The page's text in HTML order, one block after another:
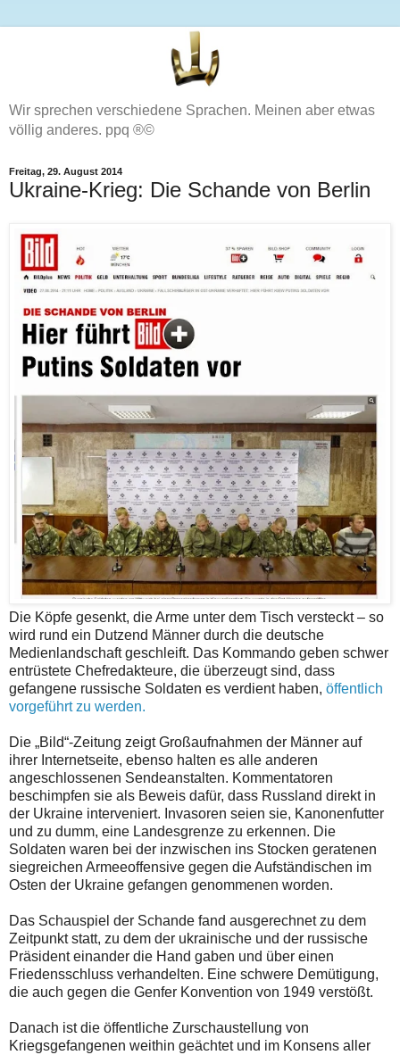
Wir sprechen verschiedene Sprachen. Meinen aber etwas
völlig anderes. ppq ®©
Freitag, 29. August 2014
Ukraine-Krieg: Die Schande von Berlin
Die Köpfe gesenkt, die Arme unter dem Tisch versteckt – so
wird rund ein Dutzend Männer durch die deutsche
Medienlandschaft geschleift. Das Kommando geben schwer
entrüstete Chefredakteure, die überzeugt sind, dass
gefangene russische Soldaten es verdient haben, öffentlich
vorgeführt zu werden.
Die „Bild“-Zeitung zeigt Großaufnahmen der Männer auf
ihrer Internetseite, ebenso halten es alle anderen
angeschlossenen Sendeanstalten. Kommentatoren
beschimpfen sie als Beweis dafür, dass Russland direkt in
der Ukraine interveniert. Invasoren seien sie, Kanonenfutter
und zu dumm, eine Landesgrenze zu erkennen. Die
Soldaten waren bei der inzwischen ins Stocken geratenen
siegreichen Armeeoffensive gegen die Aufständischen im
Osten der Ukraine gefangen genommenen worden.
Das Schauspiel der Schande fand ausgerechnet zu dem
Zeitpunkt statt, zu dem der ukrainische und der russische
Präsident einander die Hand gaben und über einen
Friedensschluss verhandelten. Eine schwere Demütigung,
die auch gegen die Genfer Konvention von 1949 verstößt.
Danach ist die öffentliche Zurschaustellung von
Kriegsgefangenen weithin geächtet und im Konsens aller